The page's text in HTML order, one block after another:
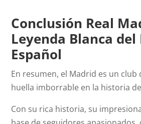
Conclusión Real
Leyenda Blanca del
Español
En resumen, el Madrid es un club
huella imborrable en la historia
Con su rica historia, su